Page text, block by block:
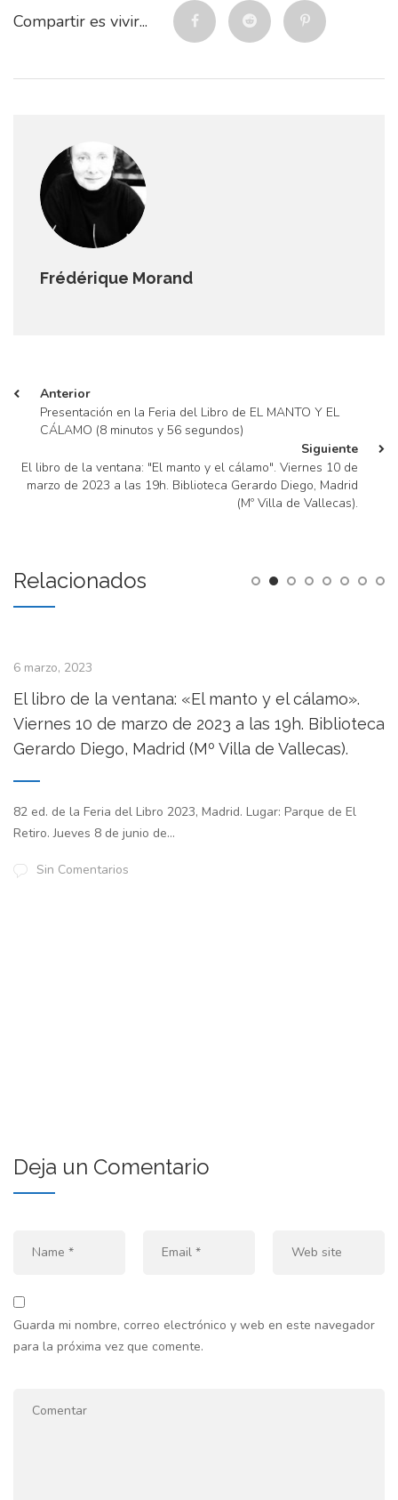
Compartir es vivir...
Frédérique Morand
Anterior
Presentación en la Feria del Libro de EL MANTO Y EL
CÁLAMO (8 minutos y 56 segundos)
Siguiente
El libro de la ventana: "El manto y el cálamo". Viernes 10 de
marzo de 2023 a las 19h. Biblioteca Gerardo Diego, Madrid
(Mº Villa de Vallecas).
Relacionados
6 marzo, 2023
El libro de la ventana: «El manto y el cálamo».
Viernes 10 de marzo de 2023 a las 19h. Biblioteca
Gerardo Diego, Madrid (Mº Villa de Vallecas).
82 ed. de la Feria del Libro 2023, Madrid. Lugar: Parque de El
Retiro. Jueves 8 de junio de...
Sin Comentarios
Deja un Comentario
Guarda mi nombre, correo electrónico y web en este navegador
para la próxima vez que comente.